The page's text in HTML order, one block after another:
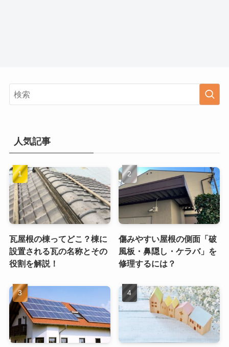
人気記事
瓦屋根の棟ってどこ？棟に
設置される瓦の名称とその
役割を解説！
傷みやすい屋根の側面「破
風板・鼻隠し・ケラバ」を
修理するには？